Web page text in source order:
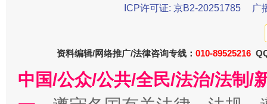
ICP许可证: 京B2-20251785
广
资料编辑/网络推广/法律咨询专线： 010-89525216
中国/公众/公共/全民/法治/法制/